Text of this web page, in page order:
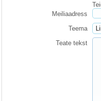
Meiliaadress
Teema
Teate tekst